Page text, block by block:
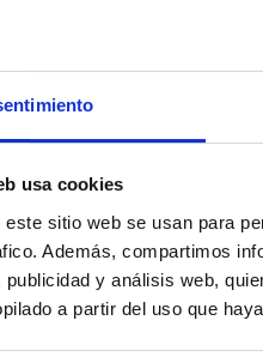
usa cookies
este sitio web se usan para
Además, compartimos
y análisis web,
a partir del uso que